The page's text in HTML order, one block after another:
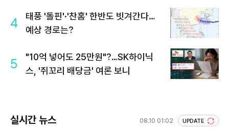
4
태풍 '돌핀'·'찬홈' 한반도 빗겨간다…
예상 경로는?
5
"10억 넣어도 25만원"?…SK하이닉
스, '쥐꼬리 배당금' 여론 보니
실시간 뉴스 08.10 01:02 UPDATE